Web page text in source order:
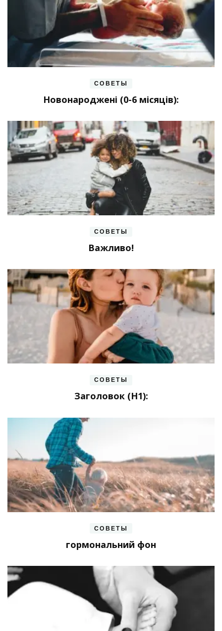
СОВЕТЫ
Новонароджені (0-6 місяців):
СОВЕТЫ
Важливо!
СОВЕТЫ
Заголовок (H1):
СОВЕТЫ
гормональний фон